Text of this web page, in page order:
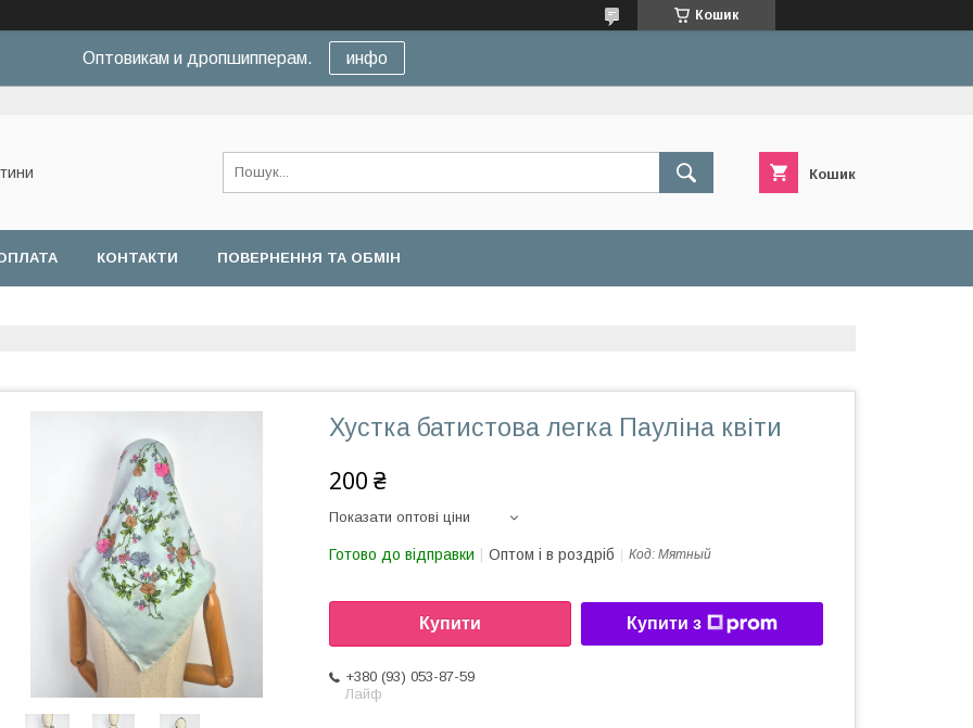
Кошик
Оптовикам и дропшипперам. инфо
Кошик
КОНТАКТИ ПОВЕРНЕННЯ ТА ОБМІН
Хустка батистова легка Пауліна квіти
200 ₴
Показати оптові ціни
Готово до відправки Оптом і в роздріб Код: Мятный
Купити Купити з
+380 (93) 053-87-59
Лайф